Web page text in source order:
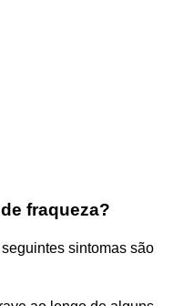
fraqueza?
sintomas são